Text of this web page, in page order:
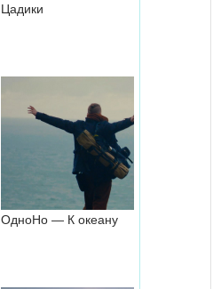
Цадики
ОдноНо — К океану